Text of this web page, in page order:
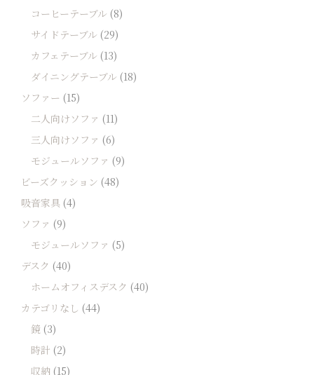
コーヒーテーブル (8)
サイドテーブル (29)
カフェテーブル (13)
ダイニングテーブル (18)
ソファー (15)
二人向けソファ (11)
三人向けソファ (6)
モジュールソファ (9)
ビーズクッション (48)
吸音家具 (4)
ソファ (9)
モジュールソファ (5)
デスク (40)
ホームオフィスデスク (40)
カテゴリなし (44)
鏡 (3)
時計 (2)
収納 (15)